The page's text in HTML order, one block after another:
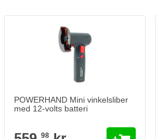
POWERHAND Mini vinkelsliber
med 12-volts batteri
98